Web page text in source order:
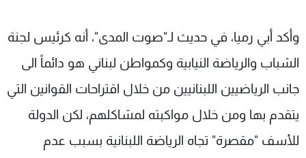
وأكد أبي رميا، في حديث لـ"صوت المدى"، أنه كرئيس لجنة
الشباب والرياضة النيابية وكمواطن لبناني هو دائماً الى
جانب الرياضيين اللبنانيين من خلال اقتراحات القوانين التي
يتقدم بها ومن خلال مواكبته لمشاكلهم، لكن الدولة
للأسف "مقصرة" تجاه الرياضة اللبنانية بسبب عدم